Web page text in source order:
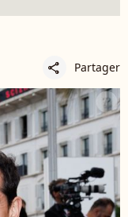
share Partager